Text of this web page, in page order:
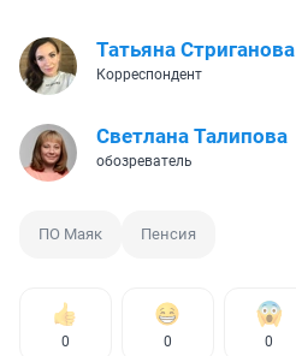
Татьяна Стриганова
Корреспондент
Светлана Талипова
обозреватель
ПО Маяк Пенсия
0 0 0